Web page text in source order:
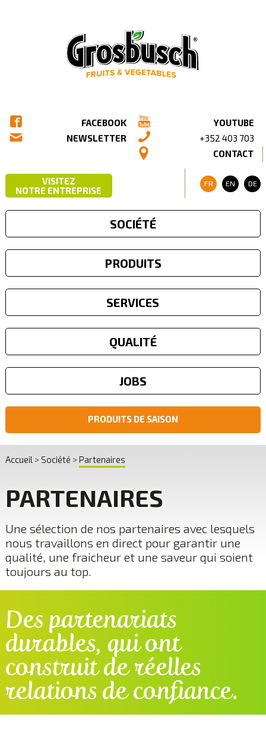
FACEBOOK
YOUTUBE
NEWSLETTER
+352 403 703
CONTACT
VISITEZ
NOTRE ENTREPRISE
FR EN DE
SOCIÉTÉ
PRODUITS
SERVICES
QUALITÉ
JOBS
PRODUITS DE SAISON
Accueil Société Partenaires
PARTENAIRES
Une sélection de nos partenaires avec lesquels
nous travaillons en direct pour garantir une
qualité, une fraicheur et une saveur qui soient
toujours au top.
Des partenariats
durables, qui ont
construit de réelles
relations de confiance.